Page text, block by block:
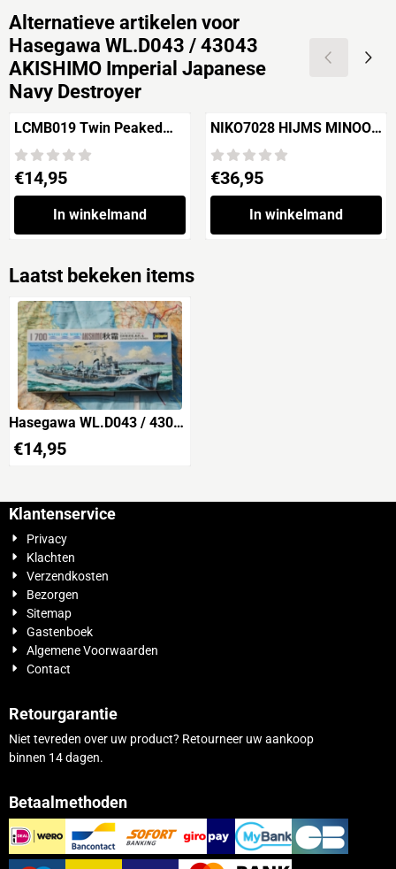
Alternatieve artikelen voor
Hasegawa WL.D043 / 43043
AKISHIMO Imperial Japanese
Navy Destroyer
LCMB019 Twin Peaked
Warehouse
Prijs: 14,95
€14,95
In winkelmand
NIKO7028 HIJMS MINOO
1945 IJN Minelayer
Transport
Prijs: 36,95
€36,95
In winkelmand
Laatst bekeken items
Hasegawa WL.D043 / 43043
AKISHIMO Imperial
Japanese Navy Destroyer
€14,95
Klantenservice
Privacy
Klachten
Verzendkosten
Bezorgen
Sitemap
Gastenboek
Algemene Voorwaarden
Contact
Retourgarantie
Niet tevreden over uw product? Retourneer uw aankoop
binnen 14 dagen.
Betaalmethoden